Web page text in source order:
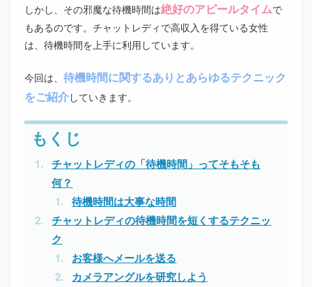
しかし、その邪魔な待機時間は絶好のアピールタイムで
もあるのです。チャットレディで高収入を得ている女性
は、待機時間を上手に利用しています。
今回は、待機時間に関するありとあらゆるテクニック
をご紹介していきます。
チャットレディの「待機時間」ってそもそも
何？
待機時間は大事な時間
チャットレディの待機時間を短くするテクニッ
ク
お客様へメールを送る
カメラアングルを研究しよう